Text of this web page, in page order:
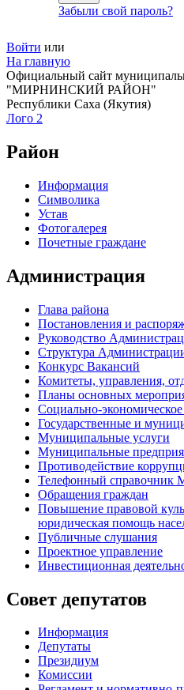
Забыли свой пароль?
Войти или
На главную
Официальный сайт
"МИРНИНСКИЙ РАЙОН"
Республики Саха (Якутия)
Лого 2
Район
Информация
Символика
Устав
Фотогалерея
Почетные граждане
Администрация
Глава района
Постановления и
Руководство
Структура
Конкурс Вакансий
Комитеты, управления,
Планы основных
Социально-
Государственные и
Муниципальные услуги
Муниципальные
Противодействие
Телефонный справочник
Обращения граждан
Повышение правовой
юридическая помощь
Публичные слушания
Проектное управление
Инвестиционная
Совет депутатов
Информация
Депутаты
Президиум
Комиссии